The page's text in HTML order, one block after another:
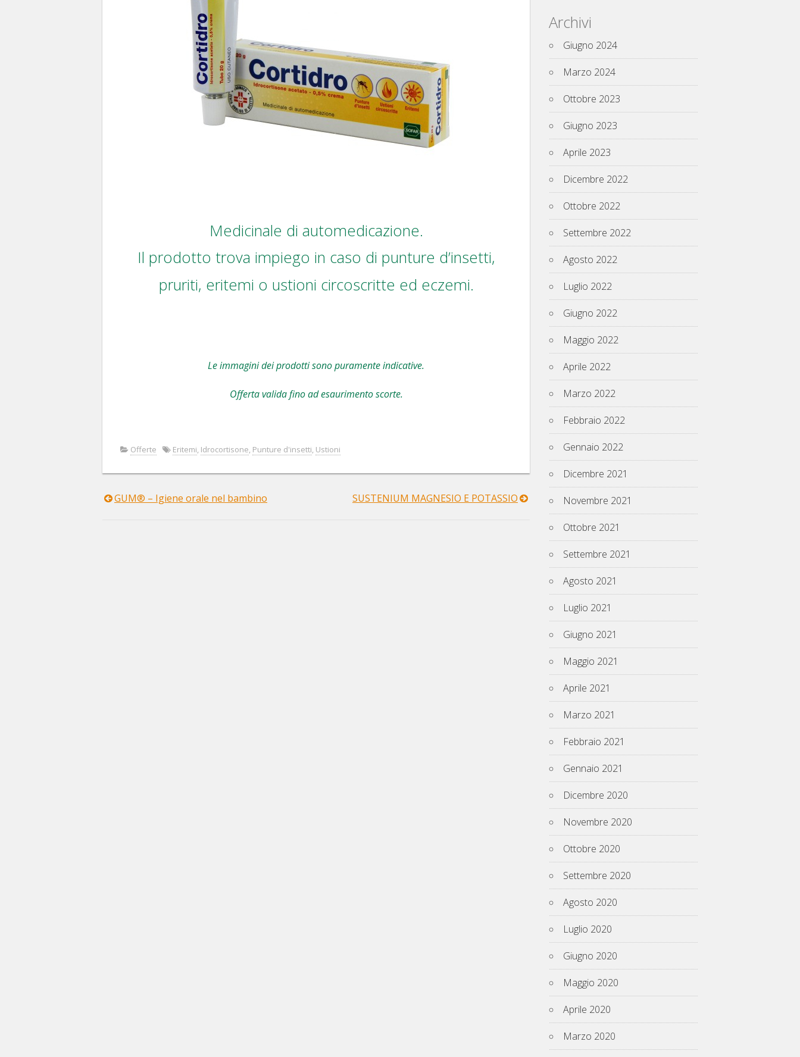
Medicinale di automedicazione.
Il prodotto trova impiego in caso di punture d’insetti,
pruriti, eritemi o ustioni circoscritte ed eczemi.
Le immagini dei prodotti sono puramente indicative.
Offerta valida fino ad esaurimento scorte.
Offerte Eritemi, Idrocortisone, Punture d'insetti, Ustioni
Navigazione
GUM® – Igiene orale nel bambino SUSTENIUM MAGNESIO E POTASSIO
Archivi
Giugno 2024
Marzo 2024
Ottobre 2023
Giugno 2023
Aprile 2023
Dicembre 2022
Ottobre 2022
Settembre 2022
Agosto 2022
Luglio 2022
Giugno 2022
Maggio 2022
Aprile 2022
Marzo 2022
Febbraio 2022
Gennaio 2022
Dicembre 2021
Novembre 2021
Ottobre 2021
Settembre 2021
Agosto 2021
Luglio 2021
Giugno 2021
Maggio 2021
Aprile 2021
Marzo 2021
Febbraio 2021
Gennaio 2021
Dicembre 2020
Novembre 2020
Ottobre 2020
Settembre 2020
Agosto 2020
Luglio 2020
Giugno 2020
Maggio 2020
Aprile 2020
Marzo 2020